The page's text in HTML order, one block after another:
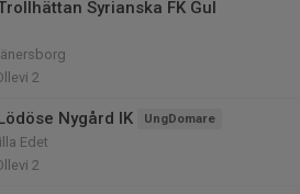
Syrianska FK Gul
2
Nygård IK UngDomare
Edet
2